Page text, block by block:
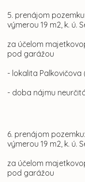
5. prenájom
výmerou 19 m2, k. ú.
za účelom
pod garážou
- lokalita Palkovičova
- doba nájmu
6. prenájom
výmerou 19 m2, k. ú.
za účelom
pod garážou